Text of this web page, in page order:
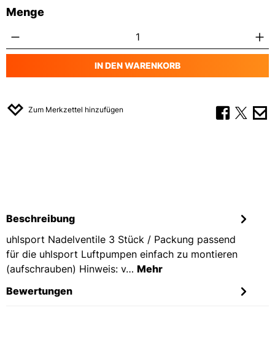
Menge
Produkt Anzahl: Gib den gewünschten
IN DEN WARENKORB
Zum Merkzettel hinzufügen
Beschreibung
uhlsport Nadelventile 3 Stück / Packung passend
für die uhlsport Luftpumpen einfach zu montieren
(aufschrauben) Hinweis: v… Mehr
Bewertungen